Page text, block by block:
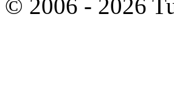
© 2006 - 2026